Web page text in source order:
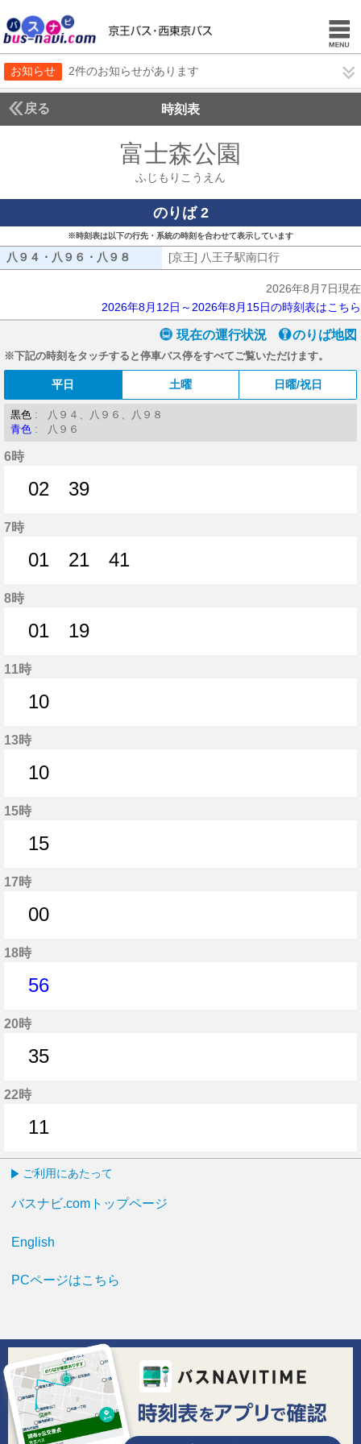
お知らせ 2件のお知らせがあります
戻る 時刻表
富士森公園
ふじもりこうえん
のりば 2
※時刻表は以下の行先・系統の時刻を合わせて表示しています
八９４・八９６・八９８ 八９４・八９６・八９８
[京王] 八王子駅南口行
2026年8月7日現在
2026年8月12日～2026年8月15日の時刻表はこちら
現在の運行状況 のりば地図
※下記の時刻をタッチすると停車バス停をすべてご覧いただけます。
平日 土曜 日曜/祝日
黒色 : 八９４、八９６、八９８
青色 : 八９６
6時
02
39
7時
01
21
41
8時
01
19
11時
10
13時
10
15時
15
17時
00
18時
56
20時
35
22時
11
ご利用にあたって
バスナビ.comトップページ
English
PCページはこちら